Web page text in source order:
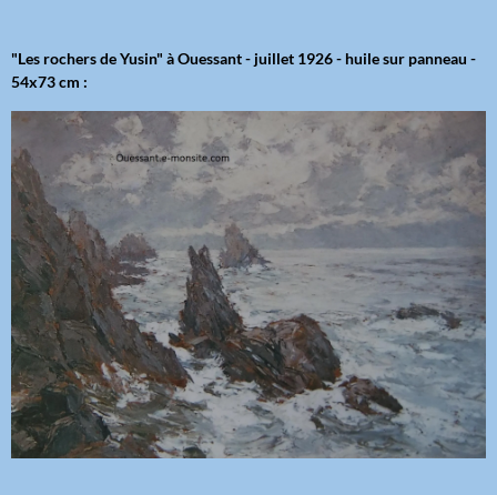
"Les rochers de Yusin" à Ouessant - juillet 1926 - huile sur panneau -
54x73 cm :